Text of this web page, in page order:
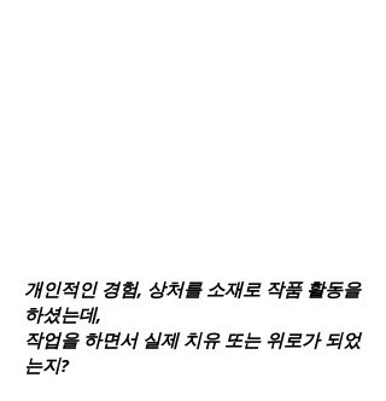
개인적인 경험, 상처를 소재로 작품 활동을
하셨는데,
작업을 하면서 실제 치유 또는 위로가 되었
는지?